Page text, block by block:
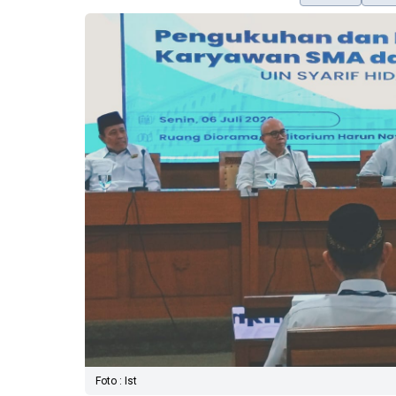
Foto : Ist